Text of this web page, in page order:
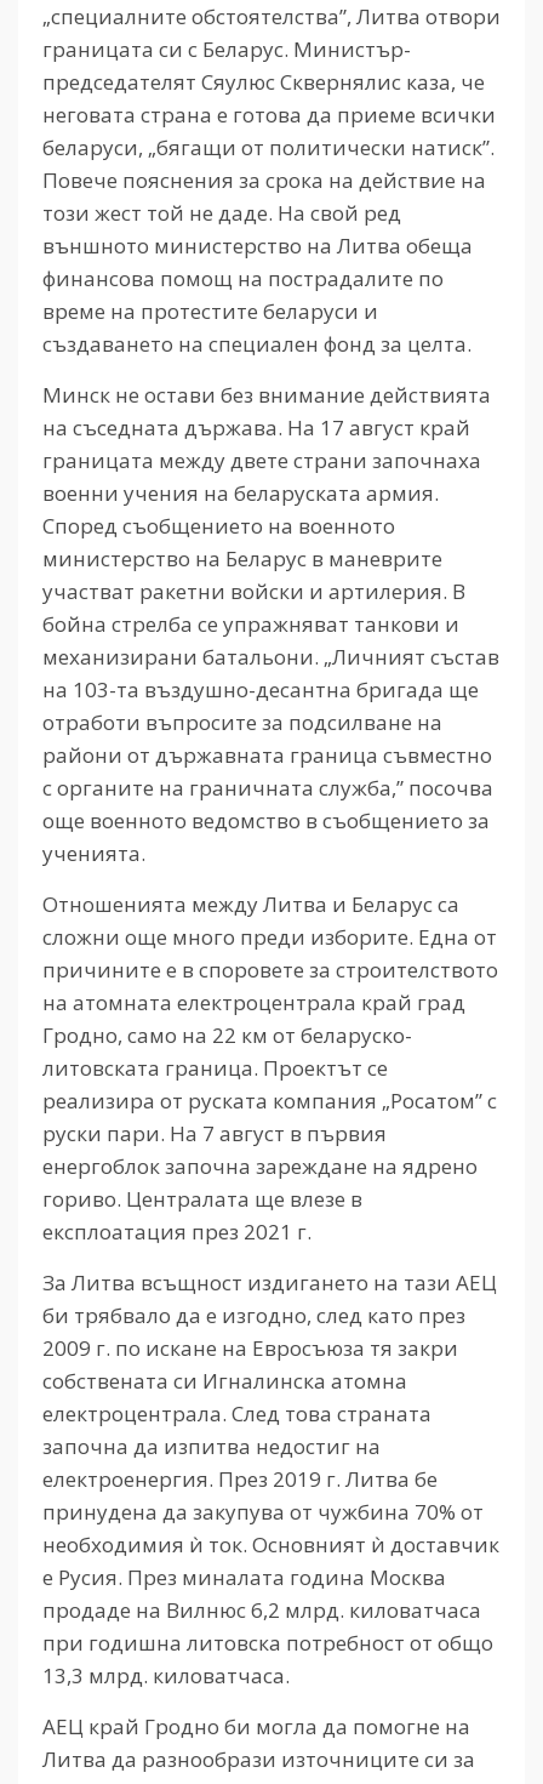
„специалните обстоятелства”, Литва отвори
границата си с Беларус. Министър-
председателят Сяулюс Сквернялис каза, че
неговата страна е готова да приеме всички
беларуси, „бягащи от политически натиск”.
Повече пояснения за срока на действие на
този жест той не даде. На свой ред
външното министерство на Литва обеща
финансова помощ на пострадалите по
време на протестите беларуси и
създаването на специален фонд за целта.
Минск не остави без внимание действията
на съседната държава. На 17 август край
границата между двете страни започнаха
военни учения на беларуската армия.
Според съобщението на военното
министерство на Беларус в маневрите
участват ракетни войски и артилерия. В
бойна стрелба се упражняват танкови и
механизирани батальони. „Личният състав
на 103-та въздушно-десантна бригада ще
отработи въпросите за подсилване на
райони от държавната граница съвместно
с органите на граничната служба,” посочва
още военното ведомство в съобщението за
ученията.
Отношенията между Литва и Беларус са
сложни още много преди изборите. Една от
причините е в споровете за строителството
на атомната електроцентрала край град
Гродно, само на 22 км от беларуско-
литовската граница. Проектът се
реализира от руската компания „Росатом” с
руски пари. На 7 август в първия
енергоблок започна зареждане на ядрено
гориво. Централата ще влезе в
експлоатация през 2021 г.
За Литва всъщност издигането на тази АЕЦ
би трябвало да е изгодно, след като през
2009 г. по искане на Евросъюза тя закри
собствената си Игналинска атомна
електроцентрала. След това страната
започна да изпитва недостиг на
електроенергия. През 2019 г. Литва бе
принудена да закупува от чужбина 70% от
необходимия ѝ ток. Основният ѝ доставчик
е Русия. През миналата година Москва
продаде на Вилнюс 6,2 млрд. киловатчаса
при годишна литовска потребност от общо
13,3 млрд. киловатчаса.
АЕЦ край Гродно би могла да помогне на
Литва да разнообрази източниците си за